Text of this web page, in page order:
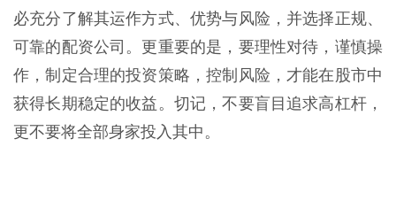
必充分了解其运作方式、优势与风险，并选择正规、
可靠的配资公司。更重要的是，要理性对待，谨慎操
作，制定合理的投资策略，控制风险，才能在股市中
获得长期稳定的收益。切记，不要盲目追求高杠杆，
更不要将全部身家投入其中。